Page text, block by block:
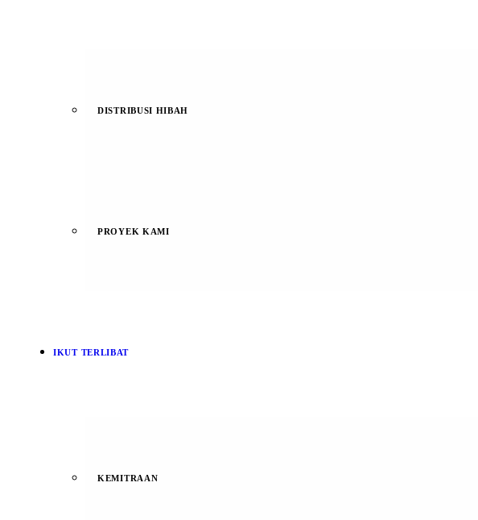
DISTRIBUSI HIBAH
PROYEK KAMI
IKUT TERLIBAT
KEMITRAAN